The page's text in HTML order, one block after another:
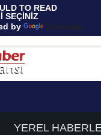
TO READ
SEÇİNİZ
by
Translate
YEREL